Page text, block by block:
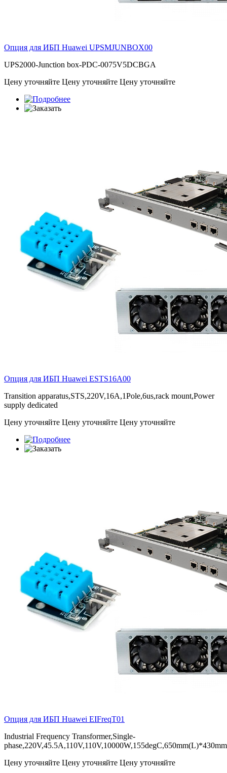
Опция для ИБП Huawei UPSMJUNBOX00
UPS2000-Junction box-PDC-0075V5DCBGA
Цену уточняйте Цену уточняйте Цену уточняйте
Опция для ИБП Huawei ESTS16A00
Transition apparatus,STS,220V,16A,1Pole,6us,rack mount,Power
supply dedicated
Цену уточняйте Цену уточняйте Цену уточняйте
Опция для ИБП Huawei EIFreqT01
Industrial Frequency Transformer,Single-
Цену уточняйте Цену уточняйте Цену уточняйте